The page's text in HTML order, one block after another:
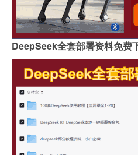
DeepSeek全套部署资料免费